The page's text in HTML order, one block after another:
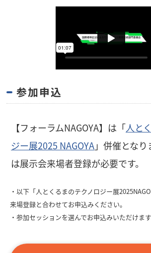
参加申込
【フォーラムNAGOYA】は「人と
ジー展2025 NAGOYA」併催とな
は展示会来場者登録が必要です。
・以下「人とくるまのテクノロジー展
来場登録と合わせてお申込みください。
・参加セッションを選んでお申込みいただけます